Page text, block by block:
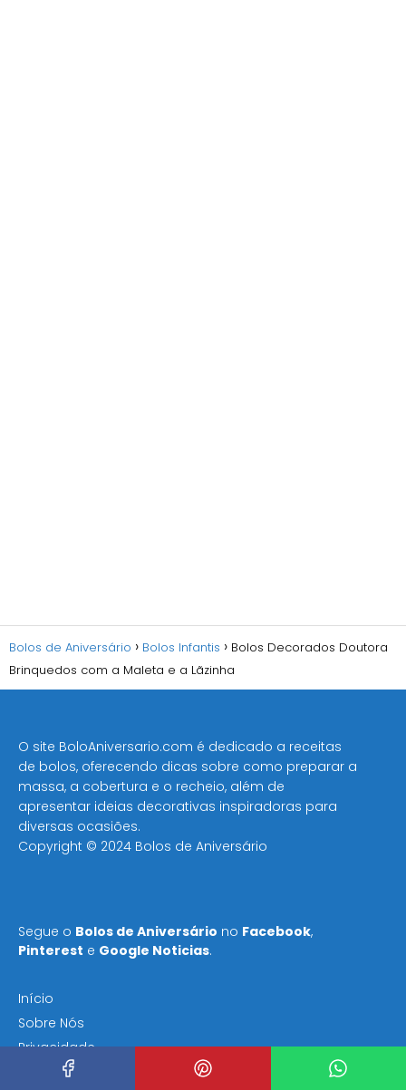
Bolos de Aniversário Bolos Infantis
Bolos Decorados Doutora
Brinquedos com a Maleta e a Lãzinha
O site BoloAniversario.com é dedicado a receitas
de bolos, oferecendo dicas sobre como preparar a
massa, a cobertura e o recheio, além de
apresentar ideias decorativas inspiradoras para
diversas ocasiões​.
Copyright © 2024 Bolos de Aniversário
Segue o Bolos de Aniversário no Facebook,
Pinterest e Google Noticias.
Início
Sobre Nós
Privacidade
Termos e Condições